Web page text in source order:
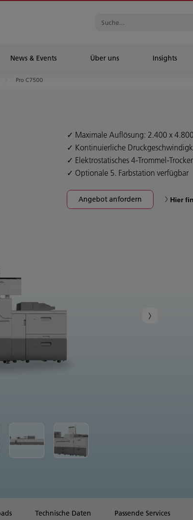
News & Events Über uns Insights
Pro C7500
Maximale Auflösung: 2.400 x
Kontinuierliche
Elektrostatisches 4-Trommel-
Optionale 5. Farbstation verfügbar
Angebot anfordern Hier
Technische Daten Passende Services